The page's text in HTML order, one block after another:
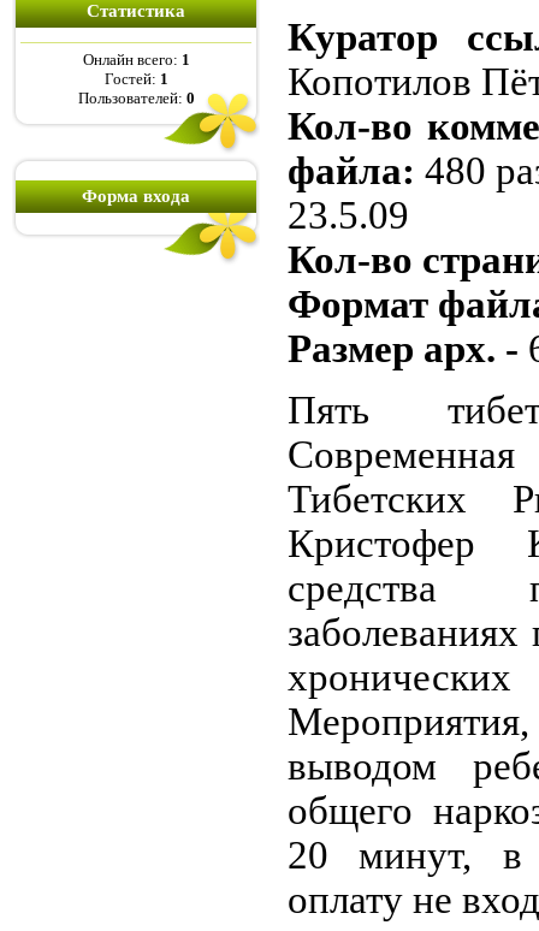
Статистика
Онлайн всего: 1
Гостей: 1
Пользователей: 0
Форма входа
Куратор
Копотилов
Кол-во
файла: 480
23.5.09
Кол-во
Формат
Размер арх. -
Пять
Тибетских
Кристофер
средства
выводом
общего
20 минут, в
оплату не